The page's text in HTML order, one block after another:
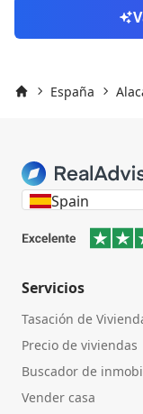
España
Spain
Servicios
Tasación de
Precio de viviendas
Buscador de
Vender casa